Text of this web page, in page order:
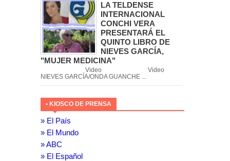
LA TELDENSE
INTERNACIONAL
CONCHI VERA
PRESENTARÁ EL
QUINTO LIBRO DE
NIEVES GARCÍA,
"MUJER MEDICINA"
Video Video
NIEVES GARCÍA/ONDA GUANCHE ...
• KIOSCO DE PRENSA
» El País
» El Mundo
» ABC
» El Español